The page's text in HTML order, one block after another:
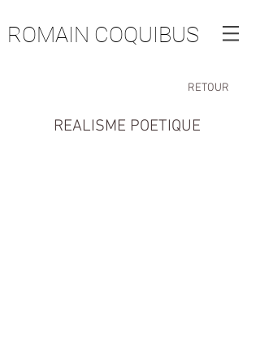
ROMAIN COQUIBUS
RETOUR
REALISME POETIQUE